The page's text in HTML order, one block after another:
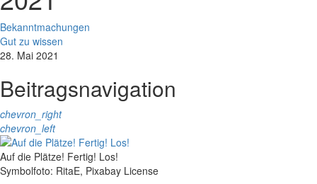
Bekanntmachungen
Gut zu wissen
28. Mai 2021
Beitragsnavigation
chevron_right
chevron_left
Auf die Plätze! Fertig! Los!
Symbolfoto: RitaE, Pixabay License